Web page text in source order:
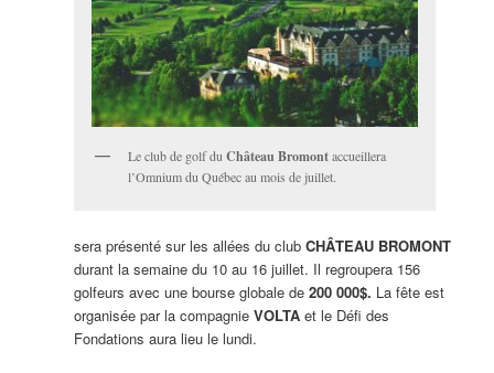
Le club de golf du Château Bromontaccueillera
l’Omnium du Québec au mois de juillet.
sera présenté sur les allées du club CHÂTEAU BROMONT
durant la semaine du 10 au 16 juillet. Il regroupera 156
golfeurs avec une bourse globale de 200 000$. La fête est
organisée par la compagnie VOLTAet le Défi des
Fondations aura lieu le lundi.